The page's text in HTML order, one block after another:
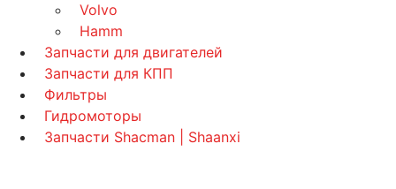
Volvo
Hamm
Запчасти для двигателей
Запчасти для КПП
Фильтры
Гидромоторы
Запчасти Shacman | Shaanxi